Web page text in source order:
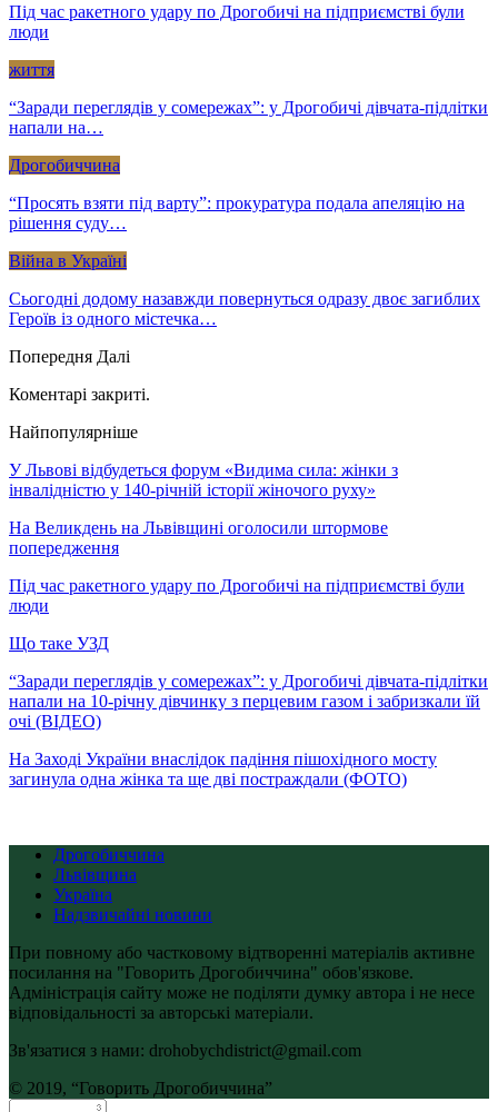
Під час ракетного удару по Дрогобичі на підприємстві були
люди
життя
“Заради переглядів у сомережах”: у Дрогобичі дівчата-підлітки
напали на…
Дрогобиччина
“Просять взяти під варту”: прокуратура подала апеляцію на
рішення суду…
Війна в Україні
Сьогодні додому назавжди повернуться одразу двоє загиблих
Героїв із одного містечка…
Попередня Далі
Коментарі закриті.
Найпопулярніше
У Львові відбудеться форум «Видима сила: жінки з
інвалідністю у 140-річній історії жіночого руху»
На Великдень на Львівщині оголосили штормове
попередження
Під час ракетного удару по Дрогобичі на підприємстві були
люди
Що таке УЗД
“Заради переглядів у сомережах”: у Дрогобичі дівчата-підлітки
напали на 10-річну дівчинку з перцевим газом і забризкали їй
очі (ВІДЕО)
На Заході України внаслідок падіння пішохідного мосту
загинула одна жінка та ще дві постраждали (ФОТО)
Дрогобиччина
Львівщина
Україна
Надзвичайні новини
При повному або частковому відтворенні матеріалів активне
посилання на "Говорить Дрогобиччина" обов'язкове.
Адміністрація сайту може не поділяти думку автора і не несе
відповідальності за авторські матеріали.
Зв'язатися з нами: drohobychdistrict@gmail.com
© 2019, “Говорить Дрогобиччина”